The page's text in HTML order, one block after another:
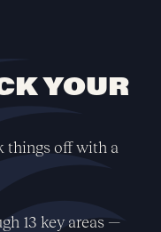
YOUR
things off with a
13 key areas —